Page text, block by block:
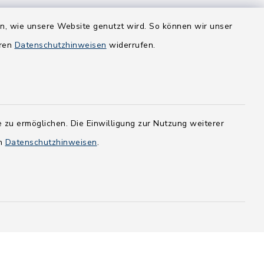
wie unsere Website genutzt wird. So können wir unser
Datenschutzhinweisen widerrufen.
ermöglichen. Die Einwilligung zur Nutzung weiterer
Datenschutzhinweisen.